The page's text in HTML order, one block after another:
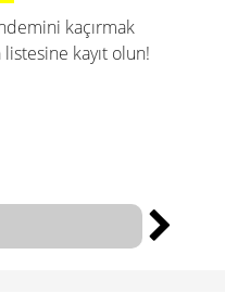
kaçırmak
kayıt olun!